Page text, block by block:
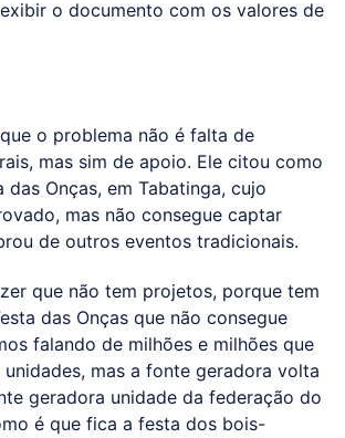
o documento com os valores de
o problema não é falta de
mas sim de apoio. Ele citou como
das Onças, em Tabatinga, cujo
mas não consegue captar
de outros eventos tradicionais.
que não tem projetos, porque tem
das Onças que não consegue
falando de milhões e milhões que
mas a fonte geradora volta
geradora unidade da federação do
é que fica a festa dos bois-